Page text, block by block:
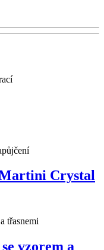
Martini Crystal
vzorem a